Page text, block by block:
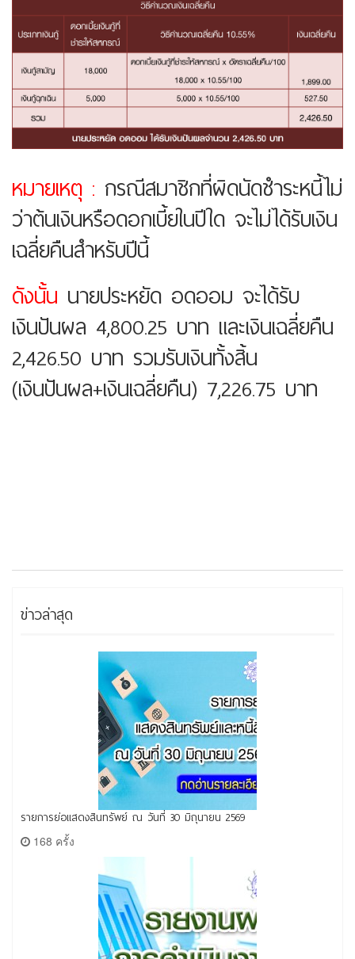
หมายเหตุ : กรณีสมาชิกที่ผิดนัดชำระหนี้ไม่
ว่าต้นเงินหรือดอกเบี้ยในปีใด จะไม่ได้รับเงิน
เฉลี่ยคืนสำหรับปีนี้
ดังนั้น นายประหยัด อดออม จะได้รับ
เงินปันผล 4,800.25 บาท และเงินเฉลี่ยคืน
2,426.50 บาท รวมรับเงินทั้งสิ้น
(เงินปันผล+เงินเฉลี่ยคืน) 7,226.75 บาท
ข่าวล่าสุด
รายการย่อแสดงสินทรัพย์ ณ วันที่ 30 มิถุนายน 2569
168 ครั้ง